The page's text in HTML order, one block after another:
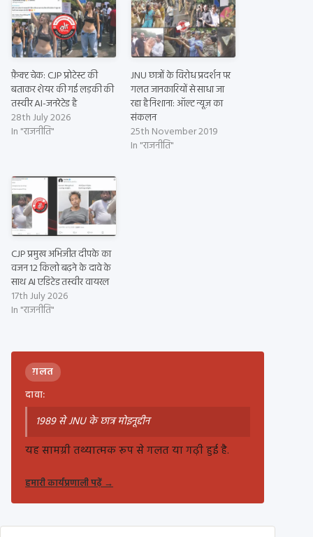
फ़ैक्ट चेक: CJP प्रोटेस्ट की
बताकर शेयर की गई लड़की की
तस्वीर AI-जनरेटेड है
28th July 2026
In "राजनीति"
JNU छात्रों के विरोध प्रदर्शन पर
गलत जानकारियों से साधा जा
रहा है निशाना: ऑल्ट न्यूज़ का
संकलन
25th November 2019
In "राजनीति"
CJP प्रमुख अभिजीत दीपके का
वजन 12 किलो बढ़ने के दावे के
साथ AI एडिटेड तस्वीर वायरल
17th July 2026
In "राजनीति"
ग़लत
दावा:
1989 से JNU के छात्र मोइनूद्दीन
यह सामग्री तथ्यात्मक रूप से गलत या गढ़ी हुई है.
हमारी कार्यप्रणाली पढ़ें→